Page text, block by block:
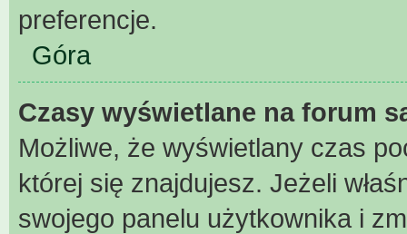
preferencje.
Góra
Czasy wyświetlane na forum
Możliwe, że wyświetlany czas
której się znajdujesz. Jeżeli
swojego panelu użytkownika i